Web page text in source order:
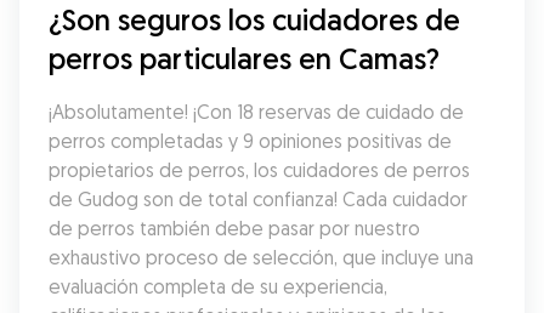
¿Son seguros los cuidadores de
perros particulares en Camas?
¡Absolutamente! ¡Con 18 reservas de cuidado de
perros completadas y 9 opiniones positivas de
propietarios de perros, los cuidadores de perros
de Gudog son de total confianza! Cada cuidador
de perros también debe pasar por nuestro
exhaustivo proceso de selección, que incluye una
evaluación completa de su experiencia,